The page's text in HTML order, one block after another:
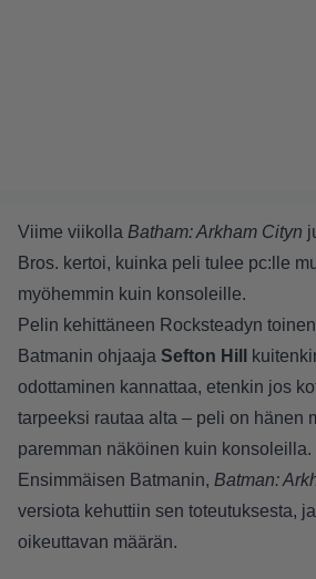
Viime viikolla Batham: Arkham Cityn
Bros. kertoi, kuinka peli tulee pc:lle
myöhemmin kuin konsoleille.
Pelin kehittäneen Rocksteadyn
Batmanin ohjaaja Sefton Hill
odottaminen kannattaa, etenkin jos
tarpeeksi rautaa alta – peli on hänen
paremman näköinen kuin konsoleilla.
Ensimmäisen Batmanin, Batman:
versiota kehuttiin sen toteutuksesta,
oikeuttavan määrän.